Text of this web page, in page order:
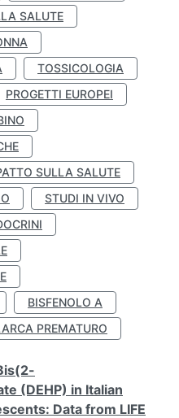
SALUTE
TOSSICOLOGIA
PROGETTI EUROPEI
SULLA SALUTE
STUDI IN VIVO
BISFENOLO A
PREMATURO
(DEHP) in Italian
Data from LIFE